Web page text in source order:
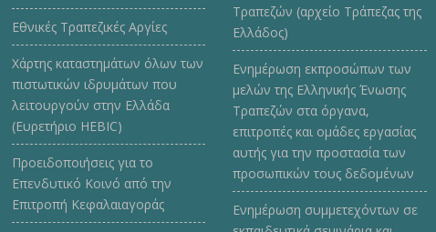
Εθνικές Τραπεζικές Αργίες
Χάρτης καταστημάτων όλων των
πιστωτικών ιδρυμάτων που
λειτουργούν στην Ελλάδα
(Ευρετήριο HEBIC)
Προειδοποιήσεις για το
Επενδυτικό Κοινό από την
Επιτροπή Κεφαλαιαγοράς
Τραπεζών (αρχείο Τράπεζας της
Ελλάδος)
Ενημέρωση εκπροσώπων των
μελών της Ελληνικής Ένωσης
Τραπεζών στα όργανα,
επιτροπές και ομάδες εργασίας
αυτής για την προστασία των
προσωπικών τους δεδομένων
Ενημέρωση συμμετεχόντων σε